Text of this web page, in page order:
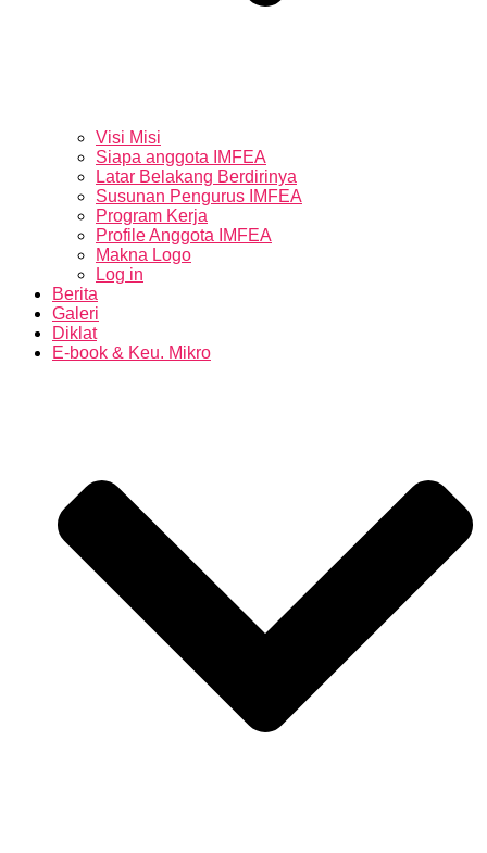
Visi Misi
Siapa anggota IMFEA
Latar Belakang Berdirinya
Susunan Pengurus IMFEA
Program Kerja
Profile Anggota IMFEA
Makna Logo
Log in
Berita
Galeri
Diklat
E-book & Keu. Mikro